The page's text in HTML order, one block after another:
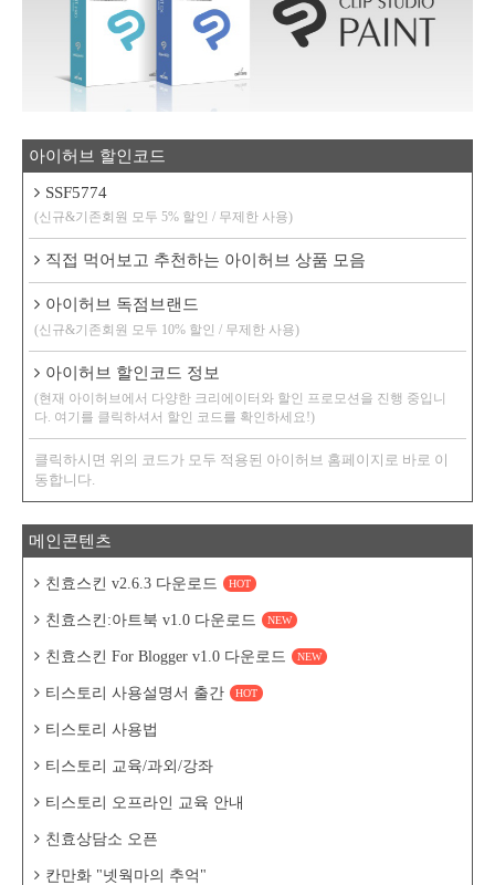
아이허브 할인코드
SSF5774
(신규&기존회원 모두 5% 할인 / 무제한 사용)
직접 먹어보고 추천하는 아이허브 상품 모음
아이허브 독점브랜드
(신규&기존회원 모두 10% 할인 / 무제한 사용)
아이허브 할인코드 정보
(현재 아이허브에서 다양한 크리에이터와 할인 프로모션을 진행 중입니
다. 여기를 클릭하셔서 할인 코드를 확인하세요!)
클릭하시면 위의 코드가 모두 적용된 아이허브 홈페이지로 바로 이
동합니다.
메인콘텐츠
친효스킨 v2.6.3 다운로드 HOT
친효스킨:아트북 v1.0 다운로드 NEW
친효스킨 For Blogger v1.0 다운로드 NEW
티스토리 사용설명서 출간 HOT
티스토리 사용법
티스토리 교육/과외/강좌
티스토리 오프라인 교육 안내
친효상담소 오픈
칸만화 "넷웍마의 추억"